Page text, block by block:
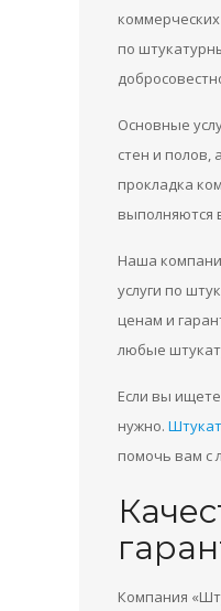
по
Основные
стен и полов,
прокладка
выполняются
Наша
услуги по
ценам и
любые
Если вы
нужно.
помочь вам с
Компания